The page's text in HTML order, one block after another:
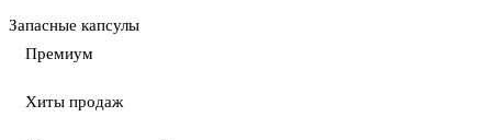
Запасные капсулы
Премиум
Хиты продаж